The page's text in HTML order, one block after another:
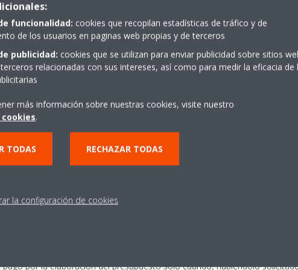
del precio de los gases refrigerantes, se aplicará la tarifa de
AC SPAIN S.A.
58/88)
previo escrito de las reparaciones o serviciosque solicite.
pago por la elaboración del presupuesto sólo cuando, habiéndolo
funcionalidad: cookies que recopilan estadísticas de tráfico y de
de los usuarios en paginas web propias y de terceros
publicidad: cookies que se utilizan para enviar publicidad sobre sitios
relacionadas con sus intereses, así como para medir la eficacia de
más información sobre nuestras cookies, visite nuestro
.
TODAS RECHAZAR TODAS
la configuración de cookies